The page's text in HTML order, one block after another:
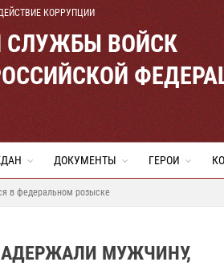
КОРРУПЦИИ
СЛУЖБЫ ВОЙСК
ДОКУМЕНТЫ ГЕРОИ
в федеральном розыске
МУЖЧИНУ,